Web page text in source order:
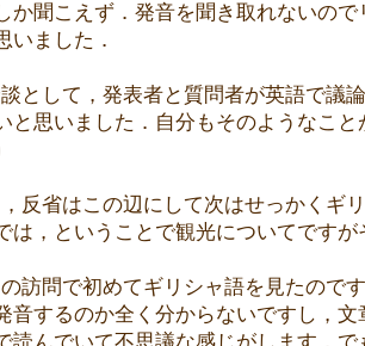
か聞こえず．発音を聞き取れないの
いました．
談として，発表者と質問者が英語で議
と思いました．自分もそのようなこ
反省はこの辺にして次はせっかくギ
は，ということで観光についてです
訪問で初めてギリシャ語を見たので
音するのか全く分からないですし，